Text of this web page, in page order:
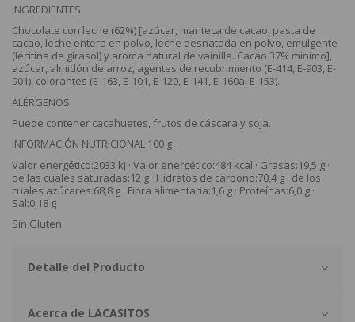
INGREDIENTES
Chocolate con leche (62%) [azúcar, manteca de cacao, pasta de
cacao, leche entera en polvo, leche desnatada en polvo, emulgente
(lecitina de girasol) y aroma natural de vainilla. Cacao 37% mínimo],
azúcar, almidón de arroz, agentes de recubrimiento (E-414, E-903, E-
901), colorantes (E-163, E-101, E-120, E-141, E-160a, E-153).
ALÉRGENOS
Puede contener cacahuetes, frutos de cáscara y soja.
INFORMACIÓN NUTRICIONAL 100 g
Valor energético:2033 kJ · Valor energético:484 kcal · Grasas:19,5 g ·
de las cuales saturadas:12 g · Hidratos de carbono:70,4 g · de los
cuales azúcares:68,8 g · Fibra alimentaria:1,6 g · Proteínas:6,0 g ·
Sal:0,18 g
Sin Gluten
Detalle del Producto
Acerca de LACASITOS